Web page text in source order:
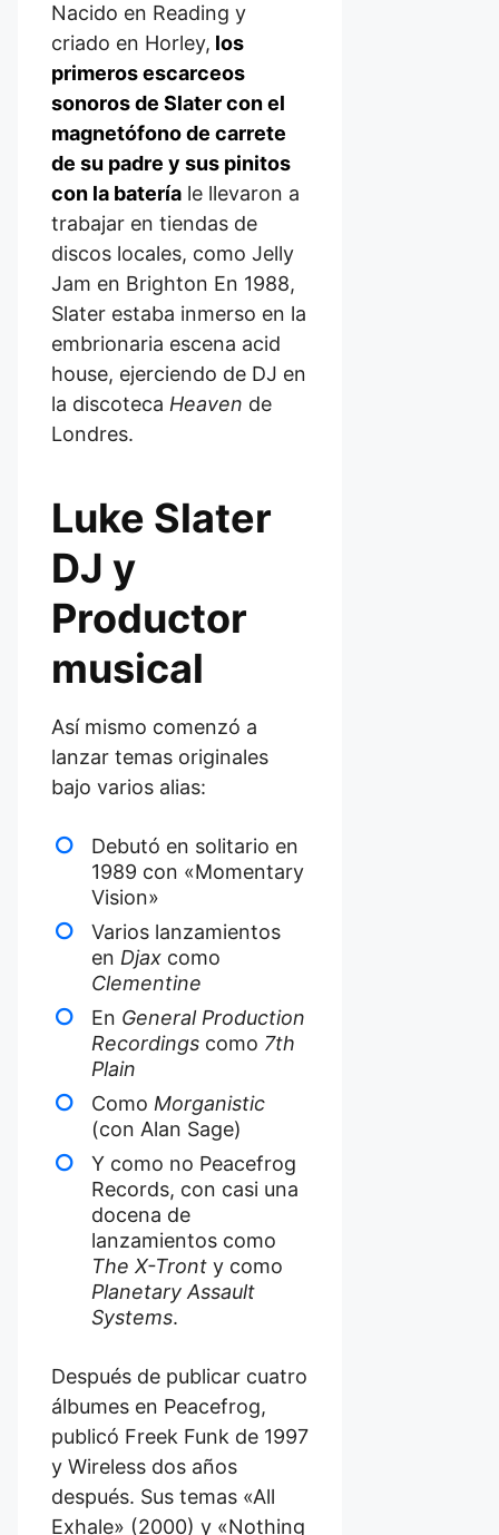
Nacido en Reading y
criado en Horley, los
primeros escarceos
sonoros de Slater con el
magnetófono de carrete
de su padre y sus pinitos
con la batería le llevaron a
trabajar en tiendas de
discos locales, como Jelly
Jam en Brighton En 1988,
Slater estaba inmerso en la
embrionaria escena acid
house, ejerciendo de DJ en
la discoteca Heaven de
Londres.
Luke Slater
DJ y
Productor
musical
Así mismo comenzó a
lanzar temas originales
bajo varios alias:
Debutó en solitario en
1989 con «Momentary
Vision»
Varios lanzamientos
en Djax como
Clementine
En General Production
Recordings como 7th
Plain
Como Morganistic
(con Alan Sage)
Y como no Peacefrog
Records, con casi una
docena de
lanzamientos como
The X-Tront y como
Planetary Assault
Systems.
Después de publicar cuatro
álbumes en Peacefrog,
publicó Freek Funk de 1997
y Wireless dos años
después. Sus temas «All
Exhale» (2000) y «Nothing